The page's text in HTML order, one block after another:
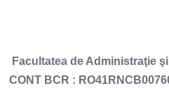
Facultatea de Administraţie
CONT BCR :